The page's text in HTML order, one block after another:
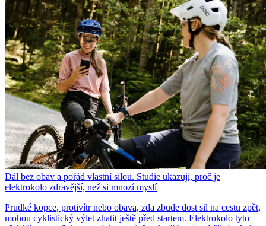
Dál bez obav a pořád vlastní silou. Studie ukazují, proč je
elektrokolo zdravější, než si mnozí myslí
Prudké kopce, protivítr nebo obava, zda zbude dost sil na cestu zpět,
mohou cyklistický výlet zhatit ještě před startem. Elektrokolo tyto